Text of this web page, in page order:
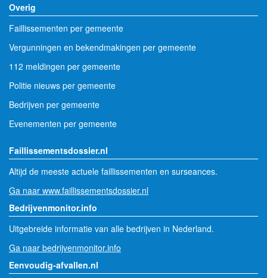
Overig
Faillissementen per gemeente
Vergunningen en bekendmakingen per gemeente
112 meldingen per gemeente
Politie nieuws per gemeente
Bedrijven per gemeente
Evenementen per gemeente
Faillissementsdossier.nl
Altijd de meeste actuele faillissementen en surseances.
Ga naar www.faillissementsdossier.nl
Bedrijvenmonitor.info
Uitgebreide informatie van alle bedrijven in Nederland.
Ga naar bedrijvenmonitor.info
Eenvoudig-afvallen.nl